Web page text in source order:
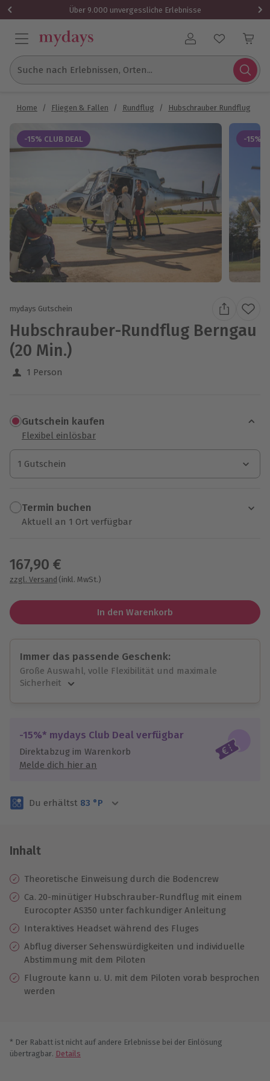
Über 9.000 unvergessliche Erlebnisse
Benutzerkonto
Suche nach Erlebnissen, Orten...
Home / Fliegen & Fallen / Rundflug / Hubschrauber Rundflug
-15% CLUB DEAL -15%
mydays Gutschein
Hubschrauber-Rundflug Berngau
(20 Min.)
1 Person
Gutschein kaufen
Flexibel einlösbar
1 Gutschein
1 Gutschein
1 Gutschein
Termin buchen
Aktuell an 1 Ort verfügbar
167,90 €
zzgl. Versand (inkl. MwSt.)
In den Warenkorb
Immer das passende Geschenk:
Große Auswahl, volle Flexibilität und maximale
Sicherheit
Jeder Gutschein für alle Erlebnisse einlösbar.
Maximale Sicherheit
3 Jahre gültig & verlängerbar.
-15%* mydays Club Deal verfügbar
Direktabzug im Warenkorb
Melde dich hier an
Du erhältst 83 °P
Inhalt
Theoretische Einweisung durch die Bodencrew
Ca. 20-minütiger Hubschrauber-Rundflug mit einem
Eurocopter AS350 unter fachkundiger Anleitung
Interaktives Headset während des Fluges
Abflug diverser Sehenswürdigkeiten und individuelle
Abstimmung mit dem Piloten
Flugroute kann u. U. mit dem Piloten vorab besprochen
werden
* Der Rabatt ist nicht auf andere Erlebnisse bei der Einlösung
übertragbar. Details